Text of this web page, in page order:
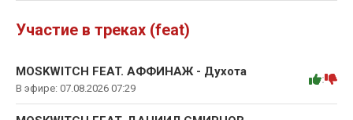
Участие в треках (feat)
MOSKWITCH FEAT. АФФИНАЖ - Духота
В эфире: 07.08.2026 07:29
: